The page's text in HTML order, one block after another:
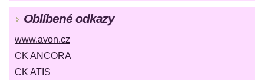
Oblíbené odkazy
www.avon.cz
CK ANCORA
CK ATIS